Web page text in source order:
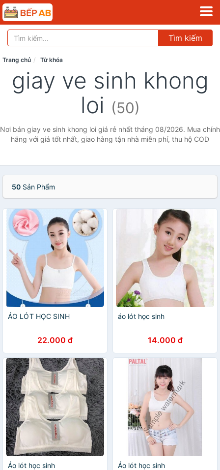
Tìm kiếm
Trang chủ Từ khóa
giay ve sinh khong
loi (50)
Nơi bán giay ve sinh khong loi giá rẻ nhất tháng 08/2026. Mua chính
hãng với giá tốt nhất, giao hàng tận nhà miễn phí, thu hộ COD
50 Sản Phẩm
ÁO LÓT HỌC SINH
22.000 đ
áo lót học sinh
14.000 đ
Áo lót học sinh Áo lót học sinh